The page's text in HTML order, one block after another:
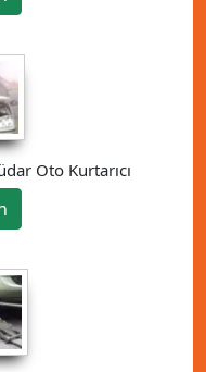
Oto Kurtarıcı